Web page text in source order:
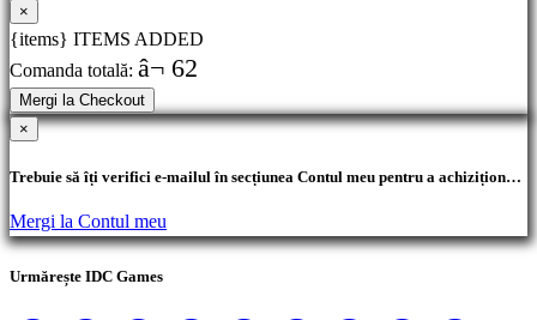
×
{items} ITEMS ADDED
Comanda totală: â¬ 62
Mergi la Checkout
×
Trebuie să îți verifici e-mailul în secțiunea Contul meu pentru a achiziționa
Mergi la Contul meu
Urmărește IDC Games